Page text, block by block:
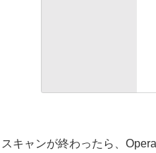
キャンが終わったら、